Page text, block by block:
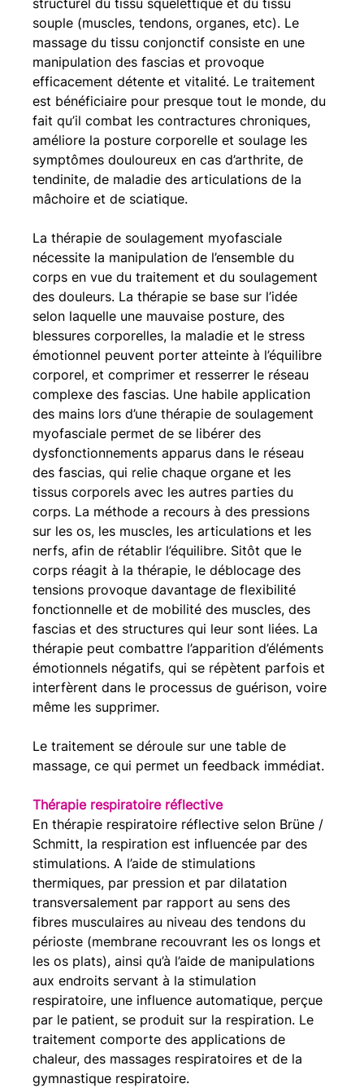
souple (muscles, tendons, organes, etc). Le
massage du tissu conjonctif consiste en une
manipulation des fascias et provoque
efficacement détente et vitalité. Le traitement
est bénéficiaire pour presque tout le monde, du
fait qu’il combat les contractures chroniques,
améliore la posture corporelle et soulage les
symptômes douloureux en cas d’arthrite, de
tendinite, de maladie des articulations de la
mâchoire et de sciatique.
La thérapie de soulagement myofasciale
nécessite la manipulation de l’ensemble du
corps en vue du traitement et du soulagement
des douleurs. La thérapie se base sur l’idée
selon laquelle une mauvaise posture, des
blessures corporelles, la maladie et le stress
émotionnel peuvent porter atteinte à l’équilibre
corporel, et comprimer et resserrer le réseau
complexe des fascias. Une habile application
des mains lors d’une thérapie de soulagement
myofasciale permet de se libérer des
dysfonctionnements apparus dans le réseau
des fascias, qui relie chaque organe et les
tissus corporels avec les autres parties du
corps. La méthode a recours à des pressions
sur les os, les muscles, les articulations et les
nerfs, afin de rétablir l’équilibre. Sitôt que le
corps réagit à la thérapie, le déblocage des
tensions provoque davantage de flexibilité
fonctionnelle et de mobilité des muscles, des
fascias et des structures qui leur sont liées. La
thérapie peut combattre l’apparition d’éléments
émotionnels négatifs, qui se répètent parfois et
interfèrent dans le processus de guérison, voire
même les supprimer.
Le traitement se déroule sur une table de
massage, ce qui permet un feedback immédiat.
Thérapie respiratoire réflective
En thérapie respiratoire réflective selon Brüne /
Schmitt, la respiration est influencée par des
stimulations. A l’aide de stimulations
thermiques, par pression et par dilatation
transversalement par rapport au sens des
fibres musculaires au niveau des tendons du
périoste (membrane recouvrant les os longs et
les os plats), ainsi qu’à l’aide de manipulations
aux endroits servant à la stimulation
respiratoire, une influence automatique, perçue
par le patient, se produit sur la respiration. Le
traitement comporte des applications de
chaleur, des massages respiratoires et de la
gymnastique respiratoire.